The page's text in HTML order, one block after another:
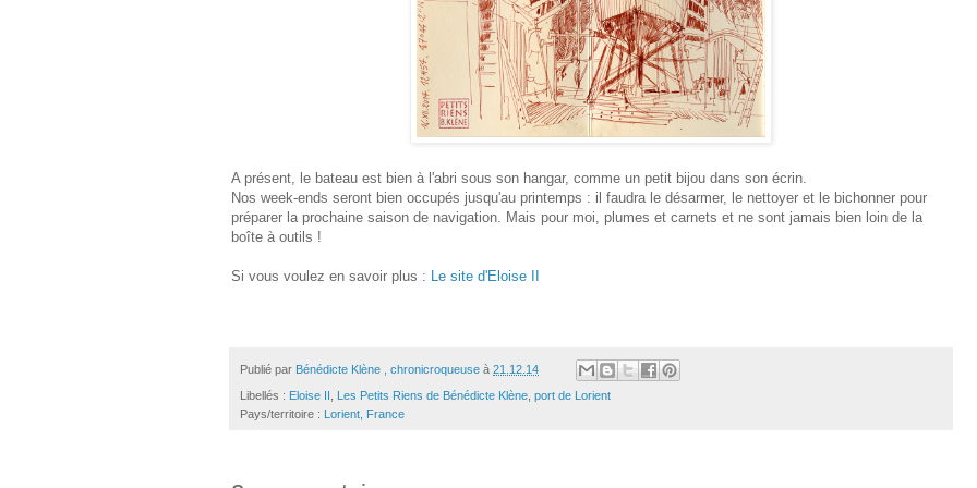
A présent, le bateau est bien à l'abri sous son hangar, comme un petit bijou dans son écrin.
Nos week-ends seront bien occupés jusqu'au printemps : il faudra le désarmer, le nettoyer et le bichonner pour
préparer la prochaine saison de navigation. Mais pour moi, plumes et carnets et ne sont jamais bien loin de la
boîte à outils !
Si vous voulez en savoir plus : Le site d'Eloise II
Publié par Bénédicte Klène , chronicroqueuse à 21.12.14
Libellés : Eloise II Les Petits Riens de Bénédicte Klène port de Lorient
Pays/territoire : Lorient, France